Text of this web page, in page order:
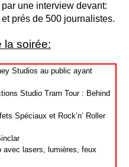
une interview devant:
prés de 500 journalistes.
la soirée:
Studios au public ayant
Studio Tram Tour : Behind
et Rock’n’ Roller
avec lasers, lumières, feux